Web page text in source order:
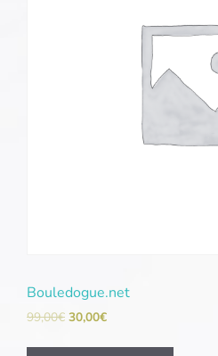
Bouledogue.net
99,00€ 30,00€